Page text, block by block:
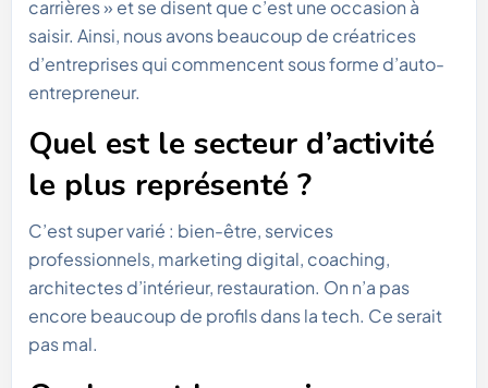
carrières » et se disent que c’est une occasion à
saisir. Ainsi, nous avons beaucoup de créatrices
d’entreprises qui commencent sous forme d’auto-
entrepreneur.
Quel est le secteur d’activité
le plus représenté ?
C’est super varié : bien-être, services
professionnels, marketing digital, coaching,
architectes d’intérieur, restauration. On n’a pas
encore beaucoup de profils dans la tech. Ce serait
pas mal.